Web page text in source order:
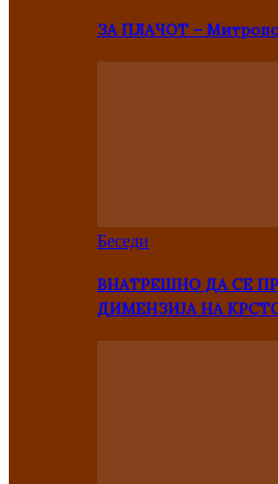
ЗА ПЛАЧОТ –
Беседи
ВНАТРЕШНО ДА СЕ
ДИМЕНЗИЈА НА